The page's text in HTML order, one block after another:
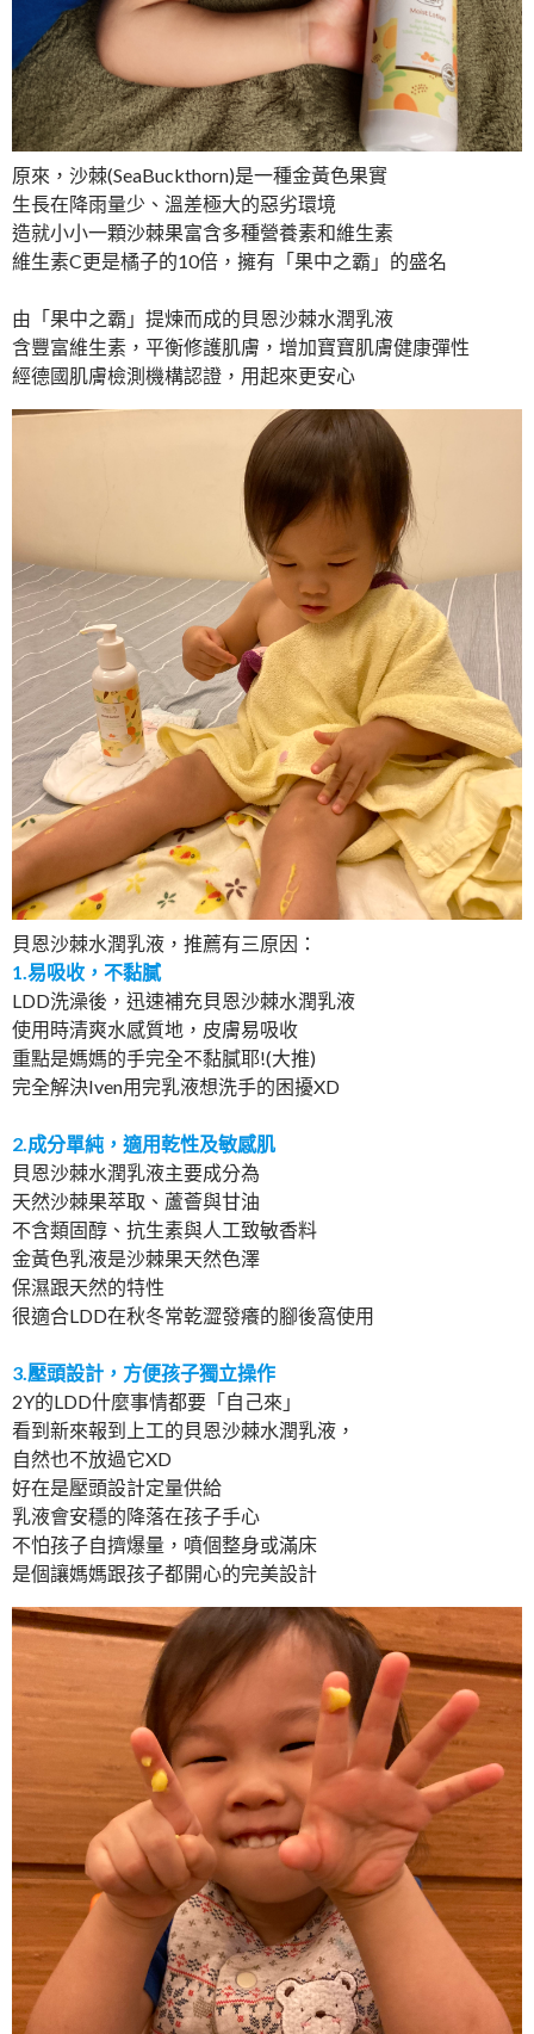
原來，沙棘(SeaBuckthorn)是一種金黃色果實
生長在降雨量少、溫差極大的惡劣環境
造就小小一顆沙棘果富含多種營養素和維生素
維生素C更是橘子的10倍，擁有「果中之霸」的盛名
由「果中之霸」提煉而成的貝恩沙棘水潤乳液
含豐富維生素，平衡修護肌膚，增加寶寶肌膚健康彈性
經德國肌膚檢測機構認證，用起來更安心
貝恩沙棘水潤乳液，推薦有三原因：
1.易吸收，不黏膩
LDD洗澡後，迅速補充貝恩沙棘水潤乳液
使用時清爽水感質地，皮膚易吸收
重點是媽媽的手完全不黏膩耶!(大推)
完全解決Iven用完乳液想洗手的困擾XD
2.成分單純，適用乾性及敏感肌
貝恩沙棘水潤乳液主要成分為
天然沙棘果萃取、蘆薈與甘油
不含類固醇、抗生素與人工致敏香料
金黃色乳液是沙棘果天然色澤
保濕跟天然的特性
很適合LDD在秋冬常乾澀發癢的腳後窩使用
3.壓頭設計，方便孩子獨立操作
2Y的LDD什麼事情都要「自己來」
看到新來報到上工的貝恩沙棘水潤乳液，
自然也不放過它XD
好在是壓頭設計定量供給
乳液會安穩的降落在孩子手心
不怕孩子自擠爆量，噴個整身或滿床
是個讓媽媽跟孩子都開心的完美設計